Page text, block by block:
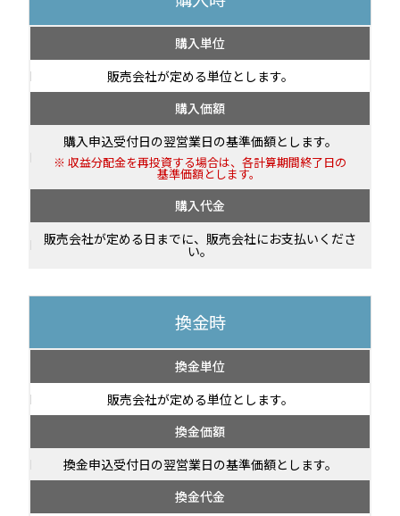
購入単位
販売会社が定める単位とします。
購入価額
購入申込受付日の翌営業日の基準価額とします。
収益分配金を再投資する場合は、各計算期間終了日の
基準価額とします。
購入代金
販売会社が定める日までに、販売会社にお支払いくださ
い。
換金時
換金単位
販売会社が定める単位とします。
換金価額
換金申込受付日の翌営業日の基準価額とします。
換金代金